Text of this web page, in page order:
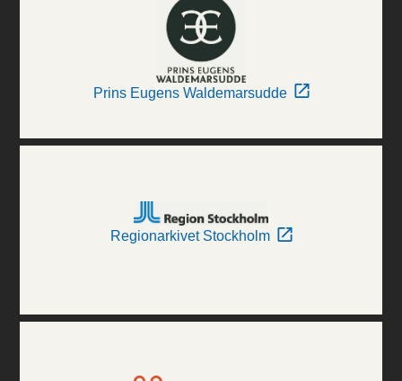
Prins Eugens Waldemarsudde
Regionarkivet Stockholm